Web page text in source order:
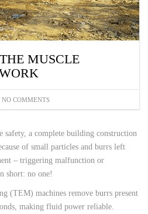
MUSCLE
NO COMMENTS
safety, a complete building construction
of small particles and burrs left
– triggering malfunction or
short: no one!
(TEM) machines remove burrs present
making fluid power reliable.